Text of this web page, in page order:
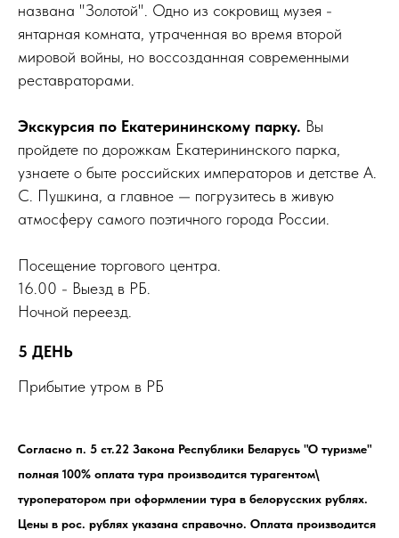
названа "Золотой". Одно из сокровищ музея -
янтарная комната, утраченная во время второй
мировой войны, но воссозданная современными
реставраторами.
Экскурсия по Екатерининскому парку. Вы
пройдете по дорожкам Екатерининского парка,
узнаете о быте российских императоров и детстве А.
С. Пушкина, а главное — погрузитесь в живую
атмосферу самого поэтичного города России.
Посещение торгового центра.
16.00 - Выезд в РБ.
Ночной переезд.
5 ДЕНЬ
Прибытие утром в РБ
Согласно п. 5 ст.22 Закона Республики Беларусь "О туризме"
полная 100% оплата тура производится турагентом\
туроператором при оформлении тура в белорусских рублях.
Цены в рос. рублях указана справочно. Оплата производится